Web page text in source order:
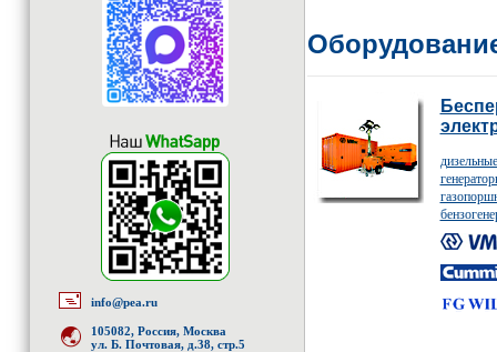
info@pea.ru
105082, Россия, Москва
ул. Б. Почтовая, д.38, стр.5